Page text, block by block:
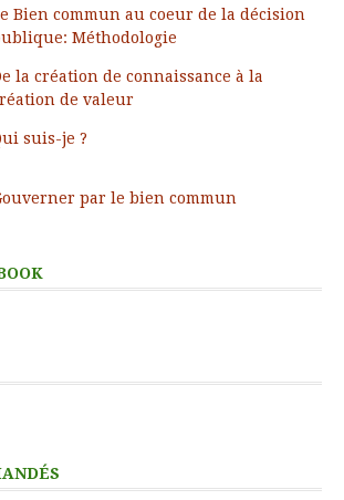
Bien commun au coeur de la décision
Méthodologie
la création de connaissance à la
de valeur
suis-je ?
par le bien commun